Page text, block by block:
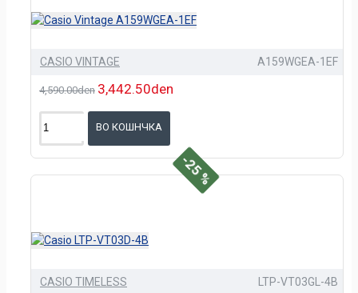
CASIO VINTAGE A159WGEA-1EF
4,590.00den 3,442.50den
ВО КОШНЧКА
-25 %
CASIO TIMELESS LTP-VT03GL-4B